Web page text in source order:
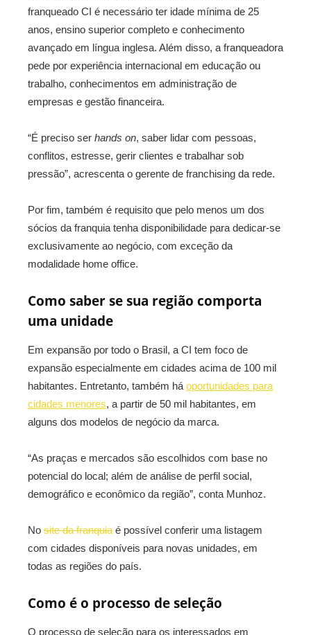
franqueado CI é necessário ter idade mínima de 25
anos, ensino superior completo e conhecimento
avançado em língua inglesa. Além disso, a franqueadora
pede por experiência internacional em educação ou
trabalho, conhecimentos em administração de
empresas e gestão financeira.
“É preciso ser hands on, saber lidar com pessoas,
conflitos, estresse, gerir clientes e trabalhar sob
pressão”, acrescenta o gerente de franchising da rede.
Por fim, também é requisito que pelo menos um dos
sócios da franquia tenha disponibilidade para dedicar-se
exclusivamente ao negócio, com exceção da
modalidade home office.
Como saber se sua região comporta
uma unidade
Em expansão por todo o Brasil, a CI tem foco de
expansão especialmente em cidades acima de 100 mil
habitantes. Entretanto, também há oportunidades para
cidades menores, a partir de 50 mil habitantes, em
alguns dos modelos de negócio da marca.
“As praças e mercados são escolhidos com base no
potencial do local; além de análise de perfil social,
demográfico e econômico da região”, conta Munhoz.
No site da franquia é possível conferir uma listagem
com cidades disponíveis para novas unidades, em
todas as regiões do país.
Como é o processo de seleção
O processo de seleção para os interessados em